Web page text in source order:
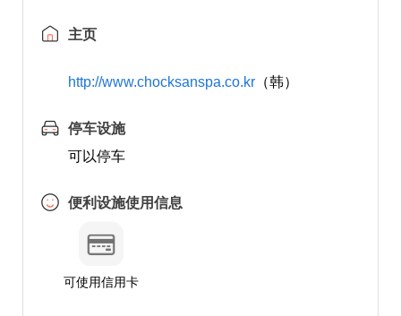
主页
http://www.chocksanspa.co.kr（韩）
停车设施
可以停车
便利设施使用信息
可使用信用卡